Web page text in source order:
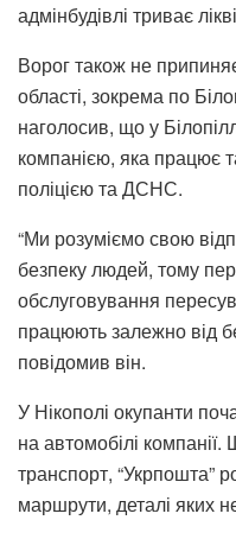
адмінбудівлі триває
Ворог також не
області, зокрема по
наголосив, що у
компанією, яка працює
поліцією та ДСНС.
“Ми розуміємо свою
безпеку людей, тому
обслуговування
працюють залежно від
повідомив він.
У Нікополі окупанти
на автомобілі компанії.
транспорт, “Укрпошта”
маршрути, деталі яких